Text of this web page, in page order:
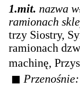
1.mit. nazwa
ramionach
trzy Siostry,
ramionach
machinę,
◼ Przenośnie: